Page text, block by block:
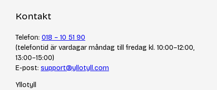
Kontakt
Telefon: 018 – 10 51 90
(telefontid är vardagar måndag till fredag kl. 10:00–12:00,
13:00–15:00)
E-post: support@yllotyll.com
Yllotyll